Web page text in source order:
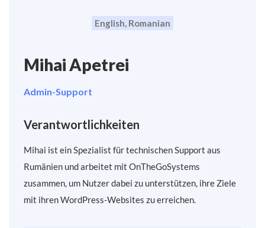
English, Romanian
Mihai Apetrei
Admin-Support
Verantwortlichkeiten
Mihai ist ein Spezialist für technischen Support aus
Rumänien und arbeitet mit OnTheGoSystems
zusammen, um Nutzer dabei zu unterstützen, ihre Ziele
mit ihren WordPress-Websites zu erreichen.